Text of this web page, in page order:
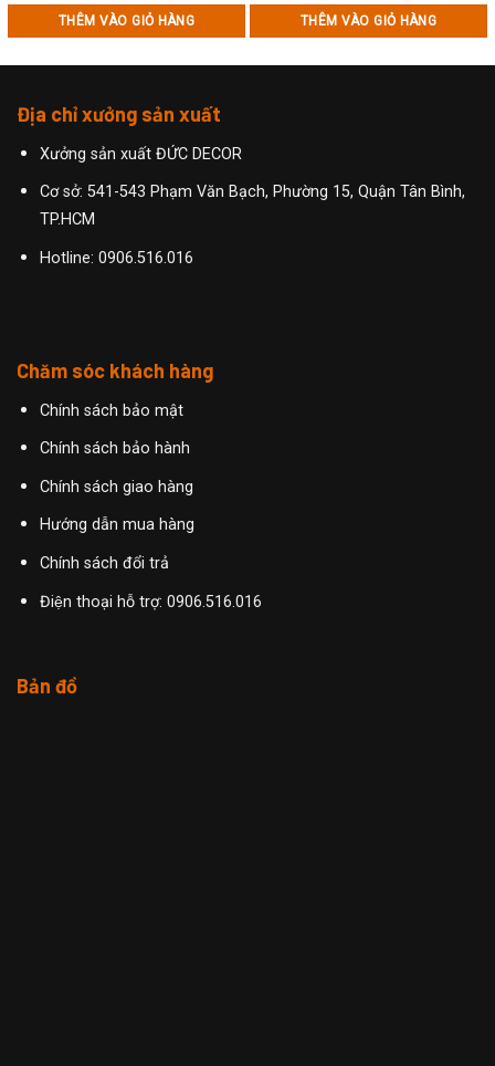
THÊM VÀO GIỎ HÀNG THÊM VÀO GIỎ HÀNG
Địa chỉ xưởng sản xuất
Xưởng sản xuất ĐỨC DECOR
Cơ sở: 541-543 Phạm Văn Bạch, Phường 15, Quận Tân Bình,
TP.HCM
Hotline: 0906.516.016
Chăm sóc khách hàng
Chính sách bảo mật
Chính sách bảo hành
Chính sách giao hàng
Hướng dẫn mua hàng
Chính sách đổi trả
Điện thoại hỗ trợ: 0906.516.016
Bản đồ